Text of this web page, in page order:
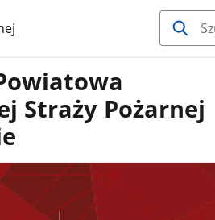
Straży Pożarnej